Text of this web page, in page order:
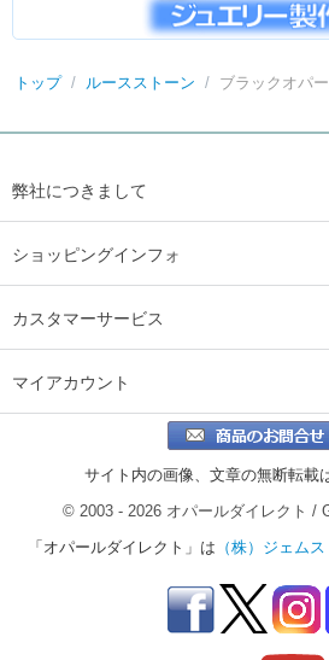
トップ / ルースストーン / ブラックオパ
弊社につきまして
ショッピングインフォ
カスタマーサービス
マイアカウント
サイト内の画像、文章の無断転載
© 2003 - 2026 オパールダイレクト /
「オパールダイレクト」は （株）ジェム